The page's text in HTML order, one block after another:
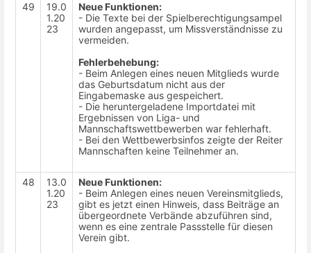
49
19.0
1.20
23
Neue Funktionen:
- Die Texte bei der Spielberechtigungsampel
wurden angepasst, um Missverständnisse zu
vermeiden.
Fehlerbehebung:
- Beim Anlegen eines neuen Mitglieds wurde
das Geburtsdatum nicht aus der
Eingabemaske aus gespeichert.
- Die heruntergeladene Importdatei mit
Ergebnissen von Liga- und
Mannschaftswettbewerben war fehlerhaft.
- Bei den Wettbewerbsinfos zeigte der Reiter
Mannschaften keine Teilnehmer an.
48
13.0
1.20
23
Neue Funktionen:
- Beim Anlegen eines neuen Vereinsmitglieds,
gibt es jetzt einen Hinweis, dass Beiträge an
übergeordnete Verbände abzuführen sind,
wenn es eine zentrale Passstelle für diesen
Verein gibt.